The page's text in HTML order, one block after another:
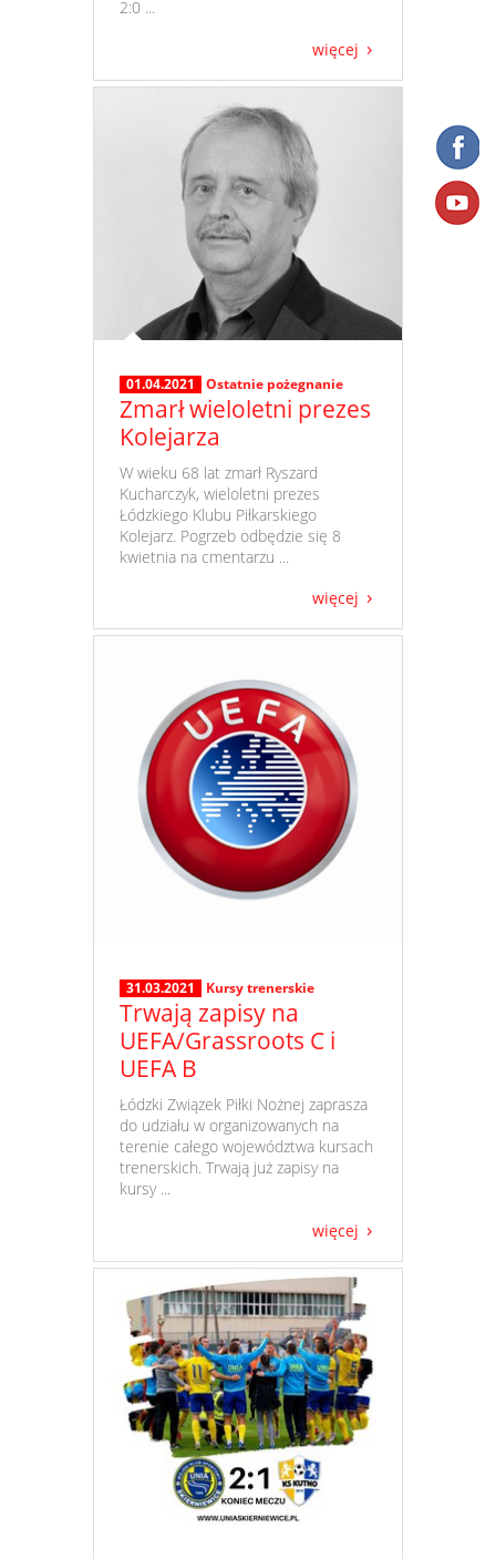
2:0 ...
więcej
01.04.2021 Ostatnie pożegnanie
Zmarł wieloletni prezes
Kolejarza
​ W wieku 68 lat zmarł Ryszard
Kucharczyk, wieloletni prezes
Łódzkiego Klubu Piłkarskiego
Kolejarz. Pogrzeb odbędzie się 8
kwietnia na cmentarzu ...
więcej
31.03.2021 Kursy trenerskie
Trwają zapisy na
UEFA/Grassroots C i
UEFA B
​ Łódzki Związek Piłki Nożnej zaprasza
do udziału w organizowanych na
terenie całego województwa kursach
trenerskich. Trwają już zapisy na
kursy ...
więcej